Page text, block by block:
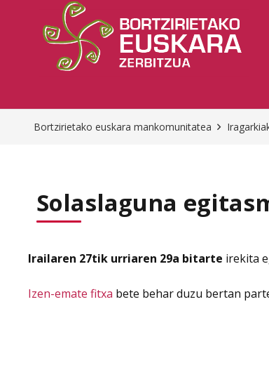
Bortzirietako euskara mankomunitatea
Solaslaguna
Irailaren 27tik urriaren 29a bitarte irekita
Izen-emate fitxa bete behar duzu bertan